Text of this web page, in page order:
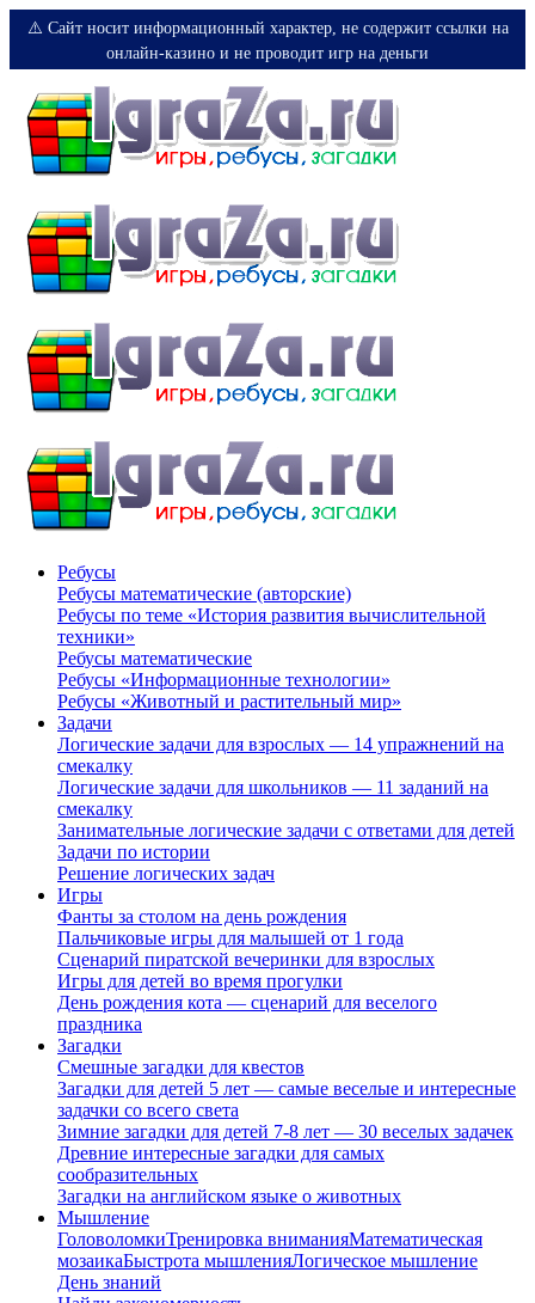
⚠️ Сайт носит информационный характер, не содержит ссылки на
онлайн-казино и не проводит игр на деньги
Ребусы
Ребусы математические (авторские)
Ребусы по теме «История развития вычислительной
техники»
Ребусы математические
Ребусы «Информационные технологии»
Ребусы «Животный и растительный мир»
Задачи
Логические задачи для взрослых — 14 упражнений на
смекалку
Логические задачи для школьников — 11 заданий на
смекалку
Занимательные логические задачи с ответами для детей
Задачи по истории
Решение логических задач
Игры
Фанты за столом на день рождения
Пальчиковые игры для малышей от 1 года
Сценарий пиратской вечеринки для взрослых
Игры для детей во время прогулки
День рождения кота — сценарий для веселого
праздника
Загадки
Смешные загадки для квестов
Загадки для детей 5 лет — самые веселые и интересные
задачки со всего света
Зимние загадки для детей 7-8 лет — 30 веселых задачек
Древние интересные загадки для самых
сообразительных
Загадки на английском языке о животных
Мышление
ГоловоломкиТренировка вниманияМатематическая
мозаикаБыстрота мышленияЛогическое мышление
День знаний